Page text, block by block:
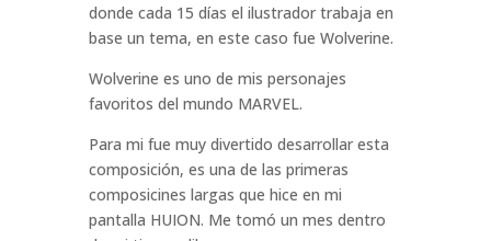
donde cada 15 días el ilustrador trabaja en
base un tema, en este caso fue Wolverine.
Wolverine es uno de mis personajes
favoritos del mundo MARVEL.
Para mi fue muy divertido desarrollar esta
composición, es una de las primeras
composicines largas que hice en mi
pantalla HUION. Me tomó un mes dentro